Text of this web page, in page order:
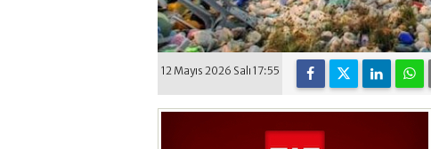
12 Mayıs 2026 Salı 17:55